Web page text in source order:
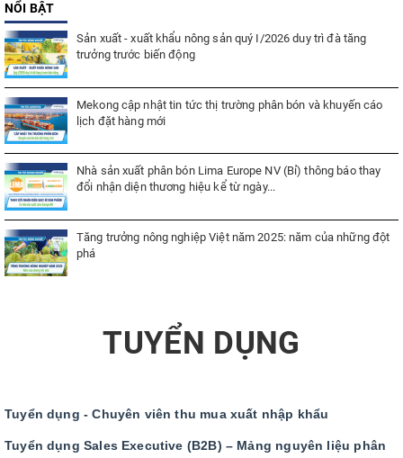
NỔI BẬT
Sản xuất - xuất khẩu nông sản quý I/2026 duy trì đà tăng
trưởng trước biến động
Mekong cập nhật tin tức thị trường phân bón và khuyến cáo
lịch đặt hàng mới
Nhà sản xuất phân bón Lima Europe NV (Bỉ) thông báo thay
đổi nhận diện thương hiệu kể từ ngày...
Tăng trưởng nông nghiệp Việt năm 2025: năm của những đột
phá
TUYỂN DỤNG
Tuyển dụng - Chuyên viên thu mua xuất nhập khẩu
Tuyển dụng Sales Executive (B2B) – Mảng nguyên liệu phân